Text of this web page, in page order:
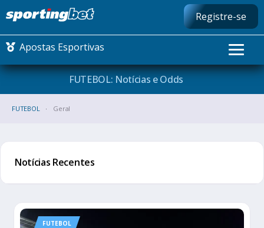
Registre-se
Apostas Esportivas
CONMEBOL LIBERTADORES
FUTEBOL INTERNACIONAL
MAIS ESPORTES
FUTEBOL: Notícias eOdds
FUTEBOL Geral
Notícias Recentes
FUTEBOL